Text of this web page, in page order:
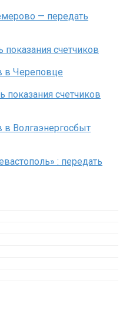
— передать
счетчиков
в Череповце
счетчиков
в Волгаэнергосбыт
: передать